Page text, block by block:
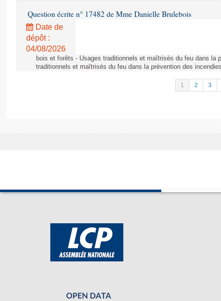
Question écrite n° 17482 de Mme Danielle Brulebois
Date de
dépôt :
04/08/2026
bois et forêts - Usages traditionnels et maîtrisés du feu dans la
traditionnels et maîtrisés du feu dans la prévention des
1 2 3
OPEN DATA